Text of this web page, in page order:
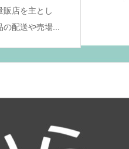
販店を主とし
配送や売場...